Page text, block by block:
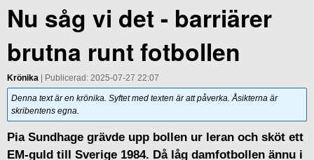
Nu såg vi det - barriärer
brutna runt fotbollen
Krönika | Publicerad: 2025-07-27 22:07
Denna text är en krönika. Syftet med texten är att påverka. Åsikterna är
skribentens egna.
Pia Sundhage grävde upp bollen ur leran och sköt ett
EM-guld till Sverige 1984. Då låg damfotbollen ännu i